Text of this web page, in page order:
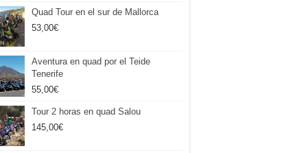
Quad Tour en el sur de Mallorca
53,00€
Aventura en quad por el Teide
Tenerife
55,00€
Tour 2 horas en quad Salou
145,00€